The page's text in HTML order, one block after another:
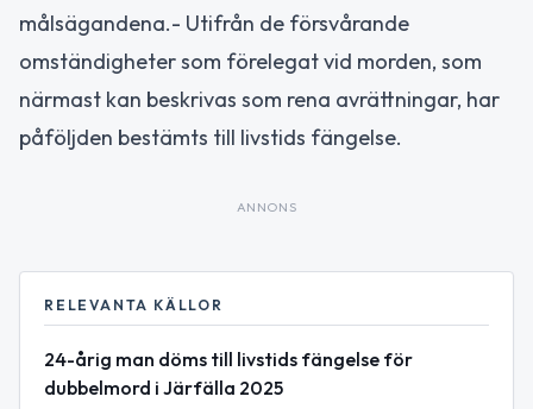
målsägandena.- Utifrån de försvårande
omständigheter som förelegat vid morden, som
närmast kan beskrivas som rena avrättningar, har
påföljden bestämts till livstids fängelse.
ANNONS
RELEVANTA KÄLLOR
24-årig man döms till livstids fängelse för
dubbelmord i Järfälla 2025